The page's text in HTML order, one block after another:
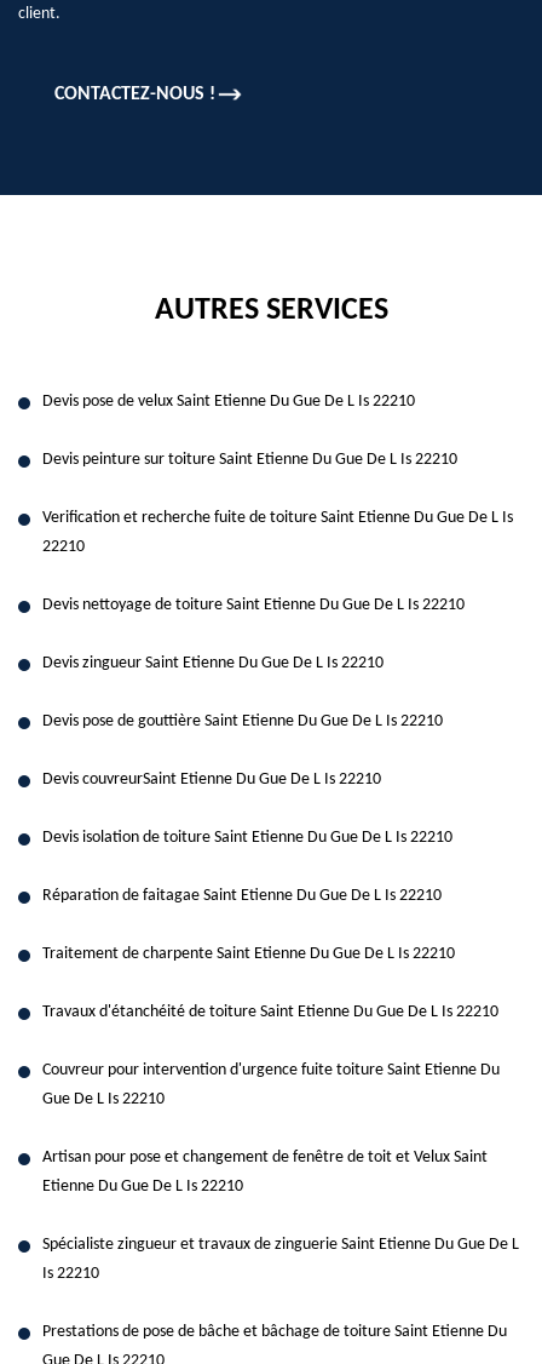
client.
CONTACTEZ-NOUS !
AUTRES SERVICES
Devis pose de velux Saint Etienne Du Gue De L Is 22210
Devis peinture sur toiture Saint Etienne Du Gue De L Is 22210
Verification et recherche fuite de toiture Saint Etienne Du Gue De L Is
22210
Devis nettoyage de toiture Saint Etienne Du Gue De L Is 22210
Devis zingueur Saint Etienne Du Gue De L Is 22210
Devis pose de gouttière Saint Etienne Du Gue De L Is 22210
Devis couvreurSaint Etienne Du Gue De L Is 22210
Devis isolation de toiture Saint Etienne Du Gue De L Is 22210
Réparation de faitagae Saint Etienne Du Gue De L Is 22210
Traitement de charpente Saint Etienne Du Gue De L Is 22210
Travaux d'étanchéité de toiture Saint Etienne Du Gue De L Is 22210
Couvreur pour intervention d'urgence fuite toiture Saint Etienne Du
Gue De L Is 22210
Artisan pour pose et changement de fenêtre de toit et Velux Saint
Etienne Du Gue De L Is 22210
Spécialiste zingueur et travaux de zinguerie Saint Etienne Du Gue De L
Is 22210
Prestations de pose de bâche et bâchage de toiture Saint Etienne Du